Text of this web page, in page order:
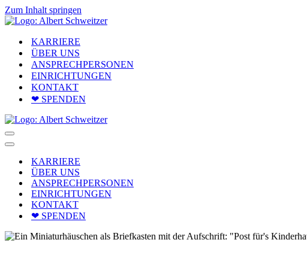
Zum Inhalt springen
KARRIERE
ÜBER UNS
ANSPRECHPERSONEN
EINRICHTUNGEN
KONTAKT
❤ SPENDEN
Navigationsmenü
Navigationsmenü
KARRIERE
ÜBER UNS
ANSPRECHPERSONEN
EINRICHTUNGEN
KONTAKT
❤ SPENDEN